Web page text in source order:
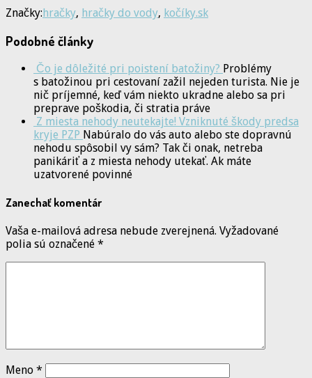
Značky:hračky, hračky do vody, kočíky.sk
Podobné články
Čo je dôležité pri poistení batožiny? Problémy
s batožinou pri cestovaní zažil nejeden turista. Nie je
nič príjemné, keď vám niekto ukradne alebo sa pri
preprave poškodia, či stratia práve
Z miesta nehody neutekajte! Vzniknuté škody predsa
kryje PZP Nabúralo do vás auto alebo ste dopravnú
nehodu spôsobil vy sám? Tak či onak, netreba
panikáriť a z miesta nehody utekať. Ak máte
uzatvorené povinné
Zanechať komentár
Vaša e-mailová adresa nebude zverejnená. Vyžadované
polia sú označené *
Meno *